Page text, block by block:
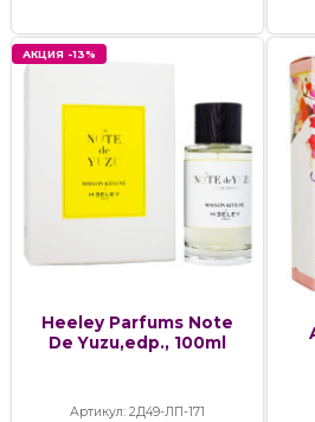
АКЦИЯ -13%
Heeley Parfums Note
De Yuzu,edp., 100ml
Артикул: 2Д49-ЛП-171